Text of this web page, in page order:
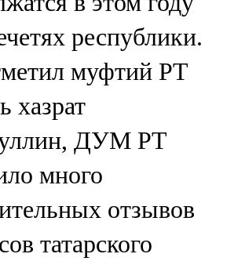
республики.
муфтий РТ
хазрат
ДУМ РТ
много
отзывов
татарского